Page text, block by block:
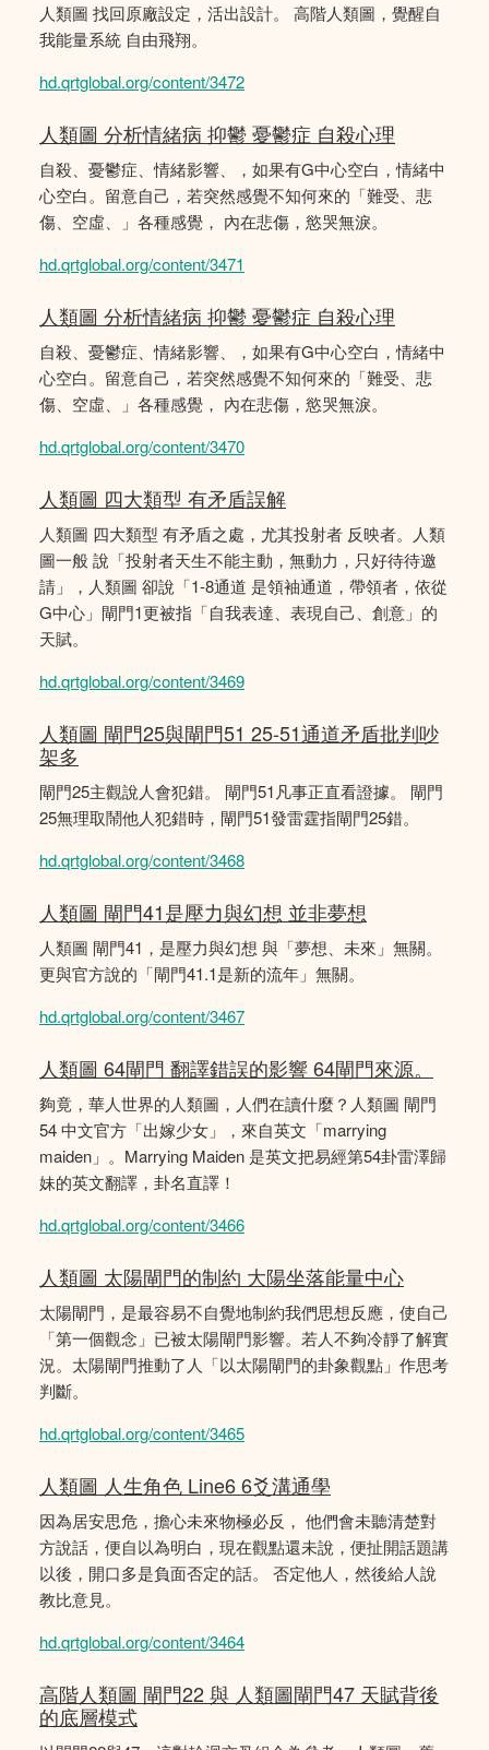
人類圖 找回原廠設定，活出設計。 高階人類圖，覺醒自
我能量系統 自由飛翔。
hd.qrtglobal.org/content/3472
人類圖 分析情緒病 抑鬱 憂鬱症 自殺心理
自殺、憂鬱症、情緒影響、，如果有G中心空白，情緒中
心空白。留意自己，若突然感覺不知何來的「難受、悲
傷、空虛、」各種感覺， 內在悲傷，慾哭無淚。
hd.qrtglobal.org/content/3471
人類圖 分析情緒病 抑鬱 憂鬱症 自殺心理
自殺、憂鬱症、情緒影響、，如果有G中心空白，情緒中
心空白。留意自己，若突然感覺不知何來的「難受、悲
傷、空虛、」各種感覺， 內在悲傷，慾哭無淚。
hd.qrtglobal.org/content/3470
人類圖 四大類型 有矛盾誤解
人類圖 四大類型 有矛盾之處，尤其投射者 反映者。人類
圖一般 說「投射者天生不能主動，無動力，只好待待邀
請」，人類圖 卻說「1-8通道 是領袖通道，帶領者，依從
G中心」閘門1更被指「自我表達、表現自己、創意」的
天賦。
hd.qrtglobal.org/content/3469
人類圖 閘門25與閘門51 25-51通道矛盾批判吵
架多
閘門25主觀說人會犯錯。 閘門51凡事正直看證據。 閘門
25無理取鬧他人犯錯時，閘門51發雷霆指閘門25錯。
hd.qrtglobal.org/content/3468
人類圖 閘門41是壓力與幻想 並非夢想
人類圖 閘門41，是壓力與幻想 與「夢想、未來」無關。
更與官方說的「閘門41.1是新的流年」無關。
hd.qrtglobal.org/content/3467
人類圖 64閘門 翻譯錯誤的影響 64閘門來源。
夠竟，華人世界的人類圖，人們在讀什麼？人類圖 閘門
54 中文官方「出嫁少女」，來自英文「marrying
maiden」。Marrying Maiden 是英文把易經第54卦雷澤歸
妹的英文翻譯，卦名直譯！
hd.qrtglobal.org/content/3466
人類圖 太陽閘門的制約 大陽坐落能量中心
太陽閘門，是最容易不自覺地制約我們思想反應，使自己
「第一個觀念」已被太陽閘門影響。若人不夠冷靜了解實
況。太陽閘門推動了人「以太陽閘門的卦象觀點」作思考
判斷。
hd.qrtglobal.org/content/3465
人類圖 人生角色 Line6 6爻溝通學
因為居安思危，擔心未來物極必反， 他們會未聽清楚對
方說話，便自以為明白，現在觀點還未說，便扯開話題講
以後，開口多是負面否定的話。 否定他人，然後給人說
教比意見。
hd.qrtglobal.org/content/3464
高階人類圖 閘門22 與 人類圖閘門47 天賦背後
的底層模式